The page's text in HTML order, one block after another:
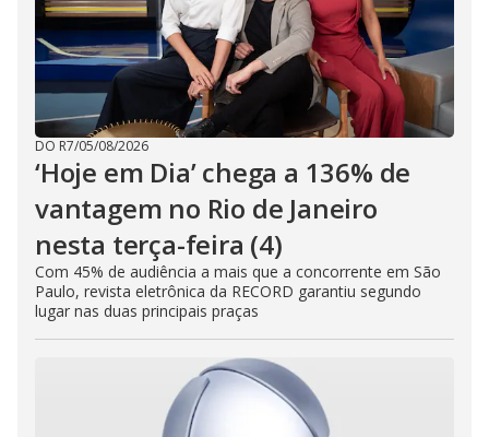
DO R7/05/08/2026
‘Hoje em Dia’ chega a 136% de
vantagem no Rio de Janeiro
nesta terça-feira (4)
Com 45% de audiência a mais que a concorrente em São
Paulo, revista eletrônica da RECORD garantiu segundo
lugar nas duas principais praças